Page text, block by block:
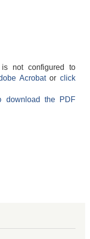
not configured to
Acrobatorclick
download the PDF